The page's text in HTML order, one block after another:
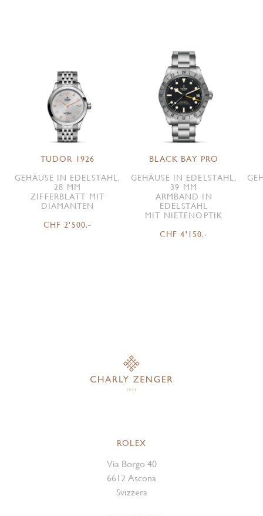
TUDOR 1926
GEHÄUSE IN EDELSTAHL,
28 MM
ZIFFERBLATT MIT
DIAMANTEN
CHF 2'500.-
BLACK BAY PRO
GEHÄUSE IN EDELSTAHL,
39 MM
ARMBAND IN
EDELSTAHL
MIT NIETENOPTIK
CHF 4'150.-
ROLEX
Via Borgo 40
6612 Ascona
Svizzera